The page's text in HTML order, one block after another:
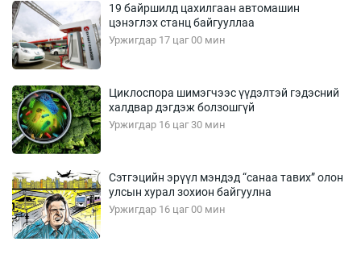
19 байршилд цахилгаан автомашин
цэнэглэх станц байгууллаа
Уржигдар 17 цаг 00 мин
Циклоспора шимэгчээс үүдэлтэй гэдэсний
халдвар дэгдэж болзошгүй
Уржигдар 16 цаг 30 мин
Сэтгэцийн эрүүл мэндэд “санаа тавих” олон
улсын хурал зохион байгуулна
Уржигдар 16 цаг 00 мин